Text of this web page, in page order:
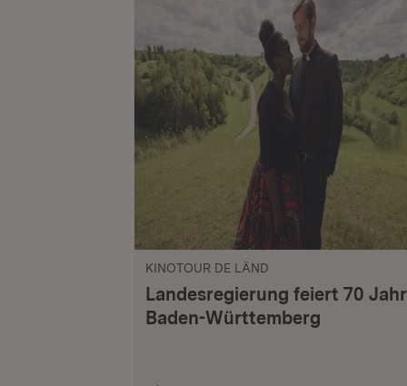
KINOTOUR DE LÄND
Landesregierung feiert 70
Baden-Württemberg